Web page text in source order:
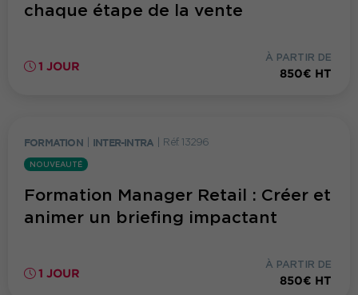
chaque étape de la vente
1 JOUR
À PARTIR DE
850€ HT
FORMATION INTER-INTRA Réf. 13296
NOUVEAUTÉ
Formation Manager Retail : Créer et
animer un briefing impactant
1 JOUR
À PARTIR DE
850€ HT